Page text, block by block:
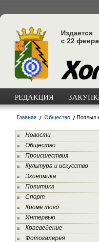
Издается
с 22
РЕДАКЦИЯ
Главная Общество Поплыл
Новости
Общество
Происшествия
Культура и искусство
Экономика
Политика
Спорт
Кроме того
Интервью
Краеведение
Фотогалерея